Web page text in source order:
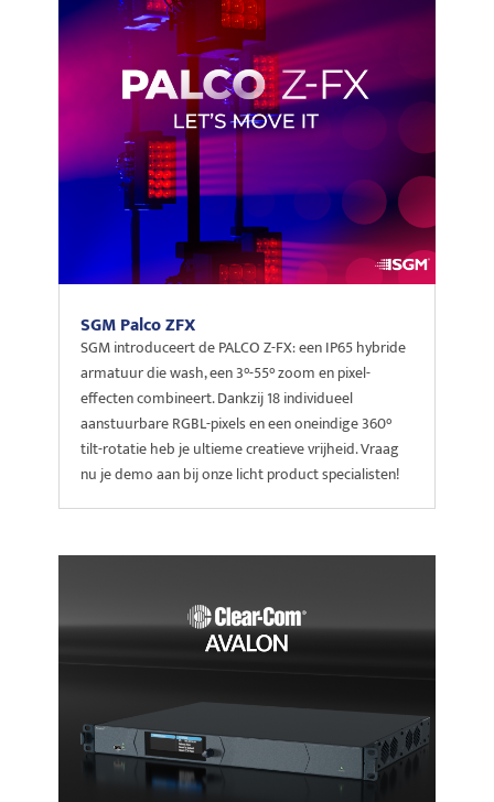
SGM Palco ZFX
SGM introduceert de PALCO Z-FX: een IP65 hybride
armatuur die wash, een 3°-55° zoom en pixel-
effecten combineert. Dankzij 18 individueel
aanstuurbare RGBL-pixels en een oneindige 360°
tilt-rotatie heb je ultieme creatieve vrijheid. Vraag
nu je demo aan bij onze licht product specialisten!